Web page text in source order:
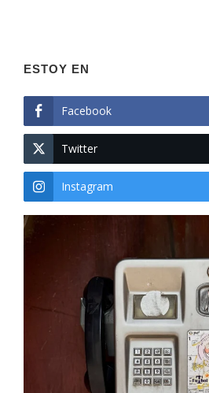
ESTOY EN
Facebook
Twitter
Instagram